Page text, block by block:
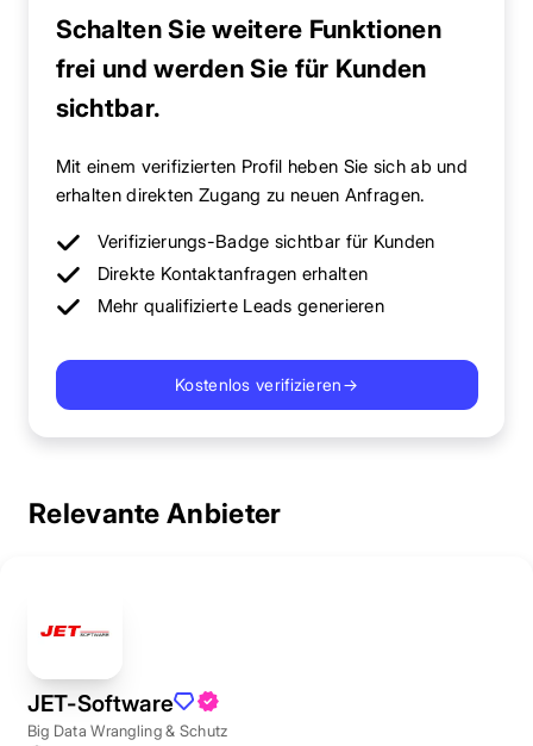
Schalten Sie weitere Funktionen
frei und werden Sie für Kunden
sichtbar.
Mit einem verifizierten Profil heben Sie sich ab und
erhalten direkten Zugang zu neuen Anfragen.
Verifizierungs-Badge sichtbar für Kunden
Direkte Kontaktanfragen erhalten
Mehr qualifizierte Leads generieren
Kostenlos verifizieren→
Relevante Anbieter
JET-Software
Big Data Wrangling & Schutz